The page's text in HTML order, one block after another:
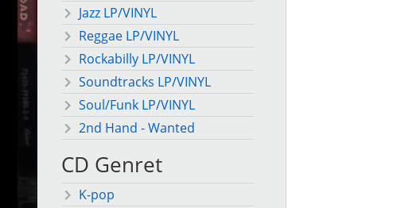
Jazz LP/VINYL
Reggae LP/VINYL
Rockabilly LP/VINYL
Soundtracks LP/VINYL
Soul/Funk LP/VINYL
2nd Hand - Wanted
CD Genret
K-pop